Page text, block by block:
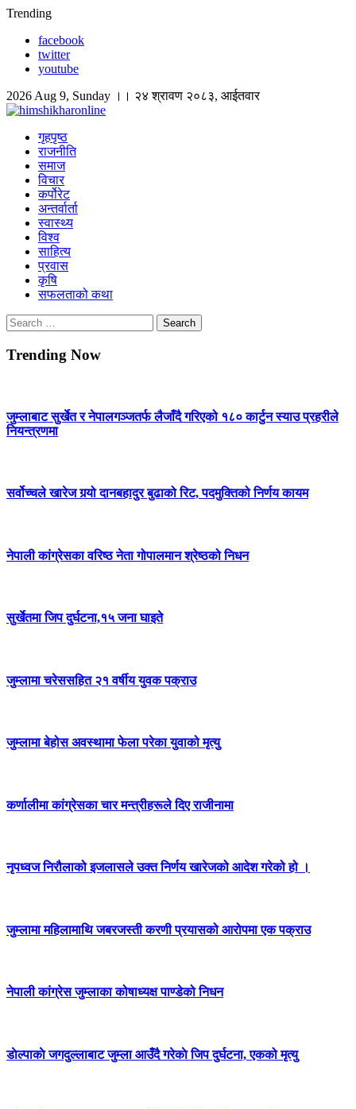
Skip
content
Trending
facebook
twitter
youtube
2026 Aug 9, Sunday ।। २४ श्रावण २०८३, आईतवार
Himshikhar Online
गृहपृष्ठ
राजनीति
समाज
विचार
कर्पोरेट
अन्तर्वार्ता
स्वास्थ्य
विश्व
साहित्य
प्रवास
कृषि
सफलताको कथा
Search
for:
Trending Now
जुम्लाबाट सुर्खेत र नेपालगञ्जतर्फ लैजाँदै गरिएको १८० कार्टुन स्याउ प्रहरीले
नियन्त्रणमा
सर्वोच्चले खारेज गर्‍यो दानबहादुर बुढाको रिट, पदमुक्तिको निर्णय कायम
नेपाली कांग्रेसका वरिष्ठ नेता गोपालमान श्रेष्ठको निधन
सुर्खेतमा जिप दुर्घटना,१५ जना घाइते
जुम्लामा चरेससहित २१ वर्षीय युवक पक्राउ
जुम्लामा बेहोस अवस्थामा फेला परेका युवाको मृत्यु
कर्णालीमा कांग्रेसका चार मन्त्रीहरूले दिए राजीनामा
नृपध्वज निरौलाको इजलासले उक्त निर्णय खारेजको आदेश गरेको हो ।
जुम्लामा महिलामाथि जबरजस्ती करणी प्रयासको आरोपमा एक पक्राउ
नेपाली कांग्रेस जुम्लाका कोषाध्यक्ष पाण्डेको निधन
डाेल्पाकाे जगदुल्लाबाट जुम्ला आउँदै गरेकाे जिप दुर्घटना, एकको मृत्यु